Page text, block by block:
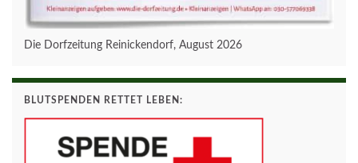
Die Dorfzeitung Reinickendorf, August 2026
BLUTSPENDEN RETTET LEBEN: